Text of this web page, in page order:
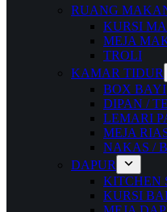
RUANG
KURSI
MEJA
TROLI
KAMAR TIDUR
BOX BAYI
DIPAN /
LEMARI
MEJA
NAKAS /
DAPUR
KITCHEN
KURSI